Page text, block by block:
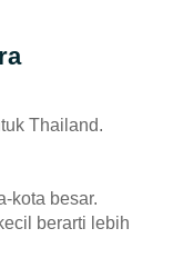
Thailand.
kota besar.
berarti lebih